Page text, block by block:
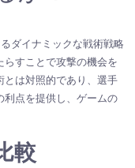
ダイナミックな戦術戦略
すことで攻撃の機会を
とは対照的であり、選手
利点を提供し、ゲームの
較